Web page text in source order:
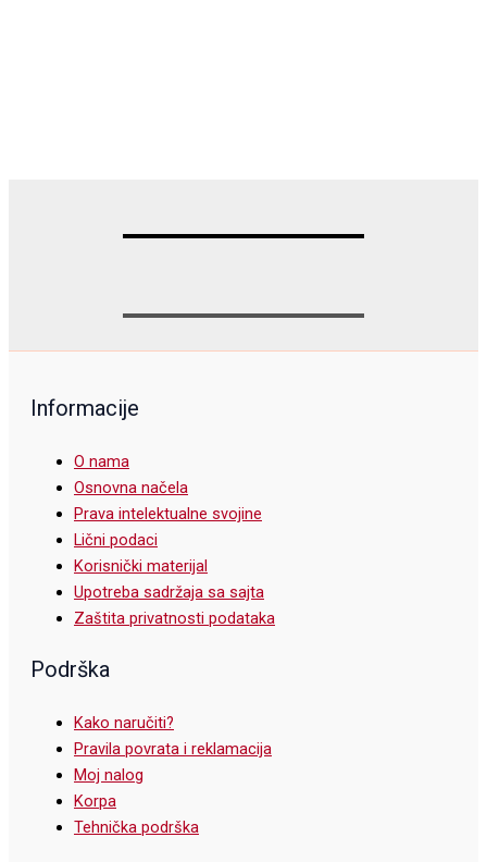
Informacije
O nama
Osnovna načela
Prava intelektualne svojine
Lični podaci
Korisnički materijal
Upotreba sadržaja sa sajta
Zaštita privatnosti podataka
Podrška
Kako naručiti?
Pravila povrata i reklamacija
Moj nalog
Korpa
Tehnička podrška